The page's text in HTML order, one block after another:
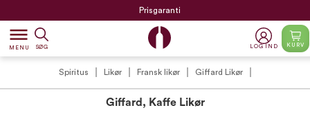
Prisgaranti
dehaze
MENU SØG LOG IND KURV
Spiritus Likør Fransk likør Giffard Likør
Giffard, Kaffe Likør